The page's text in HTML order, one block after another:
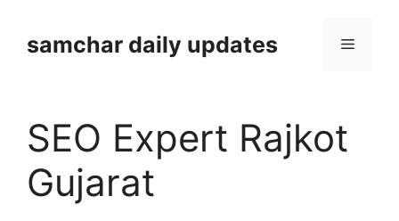
contentsamchar daily updates Menu
SEO Expert Rajkot
Gujarat